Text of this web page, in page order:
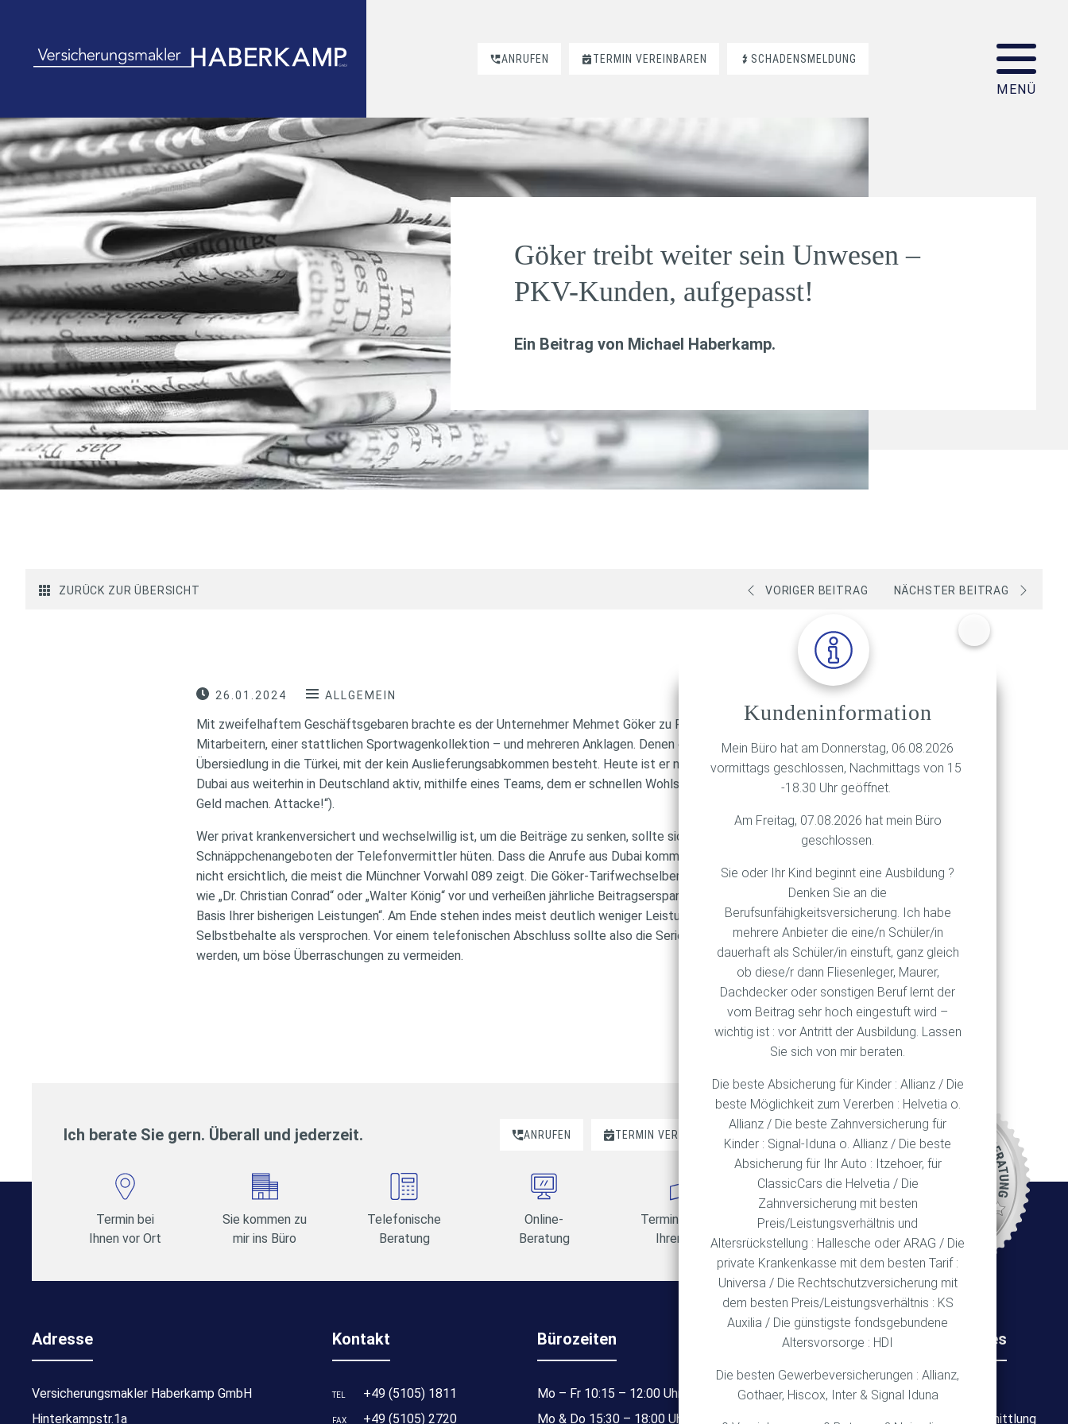
ANRUFEN TERMIN VEREINBAREN SCHADENSMELDUNG
Göker treibt weiter sein Unwesen –
PKV-Kunden, aufgepasst!
Ein Beitrag von Michael Haberkamp.
ZURÜCK ZUR ÜBERSICHT VORIGER BEITRAG NÄCHSTER BEITRAG
26.01.2024 ALLGEMEIN
Mit zweifelhaftem Geschäftsgebaren brachte es der Unternehmer Mehmet Göker zu Reichtum und Ruhm, mehr als 1.000
Mitarbeitern, einer stattlichen Sportwagenkollektion – und mehreren Anklagen. Denen entzog er sich mit einer
Übersiedlung in die Türkei, mit der kein Auslieferungsabkommen besteht. Heute ist er nach seinem „Göker-Konzept“ von
Dubai aus weiterhin in Deutschland aktiv, mithilfe eines Teams, dem er schnellen Wohlstand verspricht („Lasst uns weiter
Geld machen. Attacke!“).
Wer privat krankenversichert und wechselwillig ist, um die Beiträge zu senken, sollte sich vor den vermeintlichen
Schnäppchenangeboten der Telefonvermittler hüten. Dass die Anrufe aus Dubai kommen, ist anhand der Telefonnummer
nicht ersichtlich, die meist die Münchner Vorwahl 089 zeigt. Die Göker-Tarifwechselberater stellen sich gern mit Namen
wie „Dr. Christian Conrad“ oder „Walter König“ vor und verheißen jährliche Beitragsersparnisse von Tausenden Euro „auf
Basis Ihrer bisherigen Leistungen“. Am Ende stehen indes meist deutlich weniger Leistungen oder wesentlich höhere
Selbstbehalte als versprochen. Vor einem telefonischen Abschluss sollte also die Seriosität des Beraters genau geprüft
werden, um böse Überraschungen zu vermeiden.
Kundeninformation
Mein Büro hat am Donnerstag, 06.08.2026
vormittags geschlossen, Nachmittags von 15
-18.30 Uhr geöffnet.
Am Freitag, 07.08.2026 hat mein Büro
geschlossen.
Sie oder Ihr Kind beginnt eine Ausbildung ?
Denken Sie an die
Berufsunfähigkeitsversicherung. Ich habe
mehrere Anbieter die eine/n Schüler/in
dauerhaft als Schüler/in einstuft, ganz gleich
ob diese/r dann Fliesenleger, Maurer,
Dachdecker oder sonstigen Beruf lernt der
vom Beitrag sehr hoch eingestuft wird –
wichtig ist : vor Antritt der Ausbildung. Lassen
Sie sich von mir beraten.
Die beste Absicherung für Kinder : Allianz / Die
beste Möglichkeit zum Vererben : Helvetia o.
Allianz / Die beste Zahnversicherung für
Kinder : Signal-Iduna o. Allianz / Die beste
Absicherung für Ihr Auto : Itzehoer, für
ClassicCars die Helvetia / Die
Zahnversicherung mit besten
Preis/Leistungsverhältnis und
Altersrückstellung : Hallesche oder ARAG / Die
private Krankenkasse mit dem besten Tarif :
Universa / Die Rechtschutzversicherung mit
dem besten Preis/Leistungsverhältnis : KS
Auxilia / Die günstigste fondsgebundene
Altersvorsorge : HDI
Die besten Gewerbeversicherungen : Allianz,
Gothaer, Hiscox, Inter & Signal Iduna
Ich berate Sie gern. Überall und jederzeit. ANRUFEN TERMIN VEREINBAREN
Termin bei
Ihnen vor Ort
Sie kommen zu
mir ins Büro
Telefonische
Beratung
Online-
Beratung
Termine am Ort
Ihrer Wahl
Adresse
Versicherungsmakler Haberkamp GmbH
Hinterkampstr.1a
Kontakt
TEL +49 (5105) 1811
FAX +49 (5105) 2720
Bürozeiten
Mo – Fr 10:15 – 12:00 Uhr
Mo & Do 15:30 – 18:00 Uhr
Rechtliches
Impressum
Wichtiges
Über mich
Bedarfsermittlung